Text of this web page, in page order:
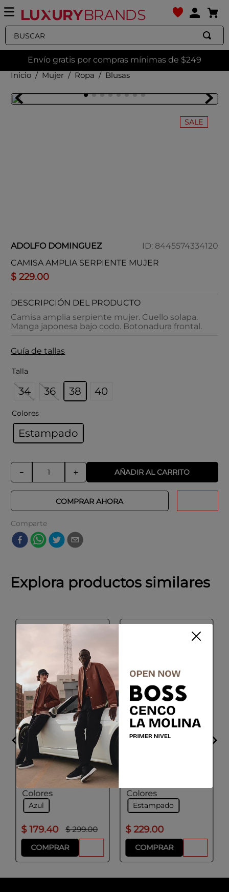
Buscar
Envío gratis por compras mínimas de $249
Mujer
Ropa Blusas
SALE
ADOLFO DOMINGUEZ ID: 8445574334120
CAMISA AMPLIA SERPIENTE MUJER
$ 229.00
DESCRIPCIÓN DEL PRODUCTO
Camisa amplia serpiente mujer. Cuello solapa.
Manga japonesa bajo codo. Botonadura frontal.
Guía de tallas
Talla
34 36 38 40
Colores
Estampado
＋
－ AÑADIR AL CARRITO
COMPRAR AHORA
Comparte
Explora productos similares
ADOLFO DOMINGUEZ
Blusa Mujer Color Azul
Marino
Talla
M L
Colores
Azul
$ 179.40 $ 299.00
COMPRAR
ADOLFO DOMINGUEZ
Sobrecamisa animal
print mujer
Colores
Estampado
$ 229.00
COMPRAR